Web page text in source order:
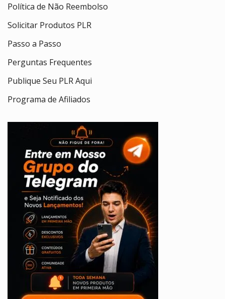
Política de Não Reembolso
Solicitar Produtos PLR
Passo a Passo
Perguntas Frequentes
Publique Seu PLR Aqui
Programa de Afiliados